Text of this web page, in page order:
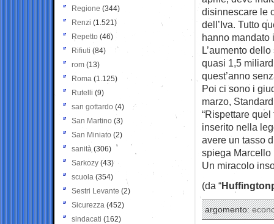
disinnescare le
dell’Iva. Tutto
hanno mandato
L’aumento
quasi 1,5
quest’anno
Poi ci sono i
marzo,
“Rispettare
inserito nella
avere un tasso
spiega Marcello
Un miracolo
(da “
argomento:
Regione (344)
Renzi (1.521)
Repetto (46)
Rifiuti (84)
rom (13)
Roma (1.125)
Rutelli (9)
san gottardo (4)
San Martino (3)
San Miniato (2)
sanità (306)
Sarkozy (43)
scuola (354)
Sestri Levante (2)
Sicurezza (452)
sindacati (162)